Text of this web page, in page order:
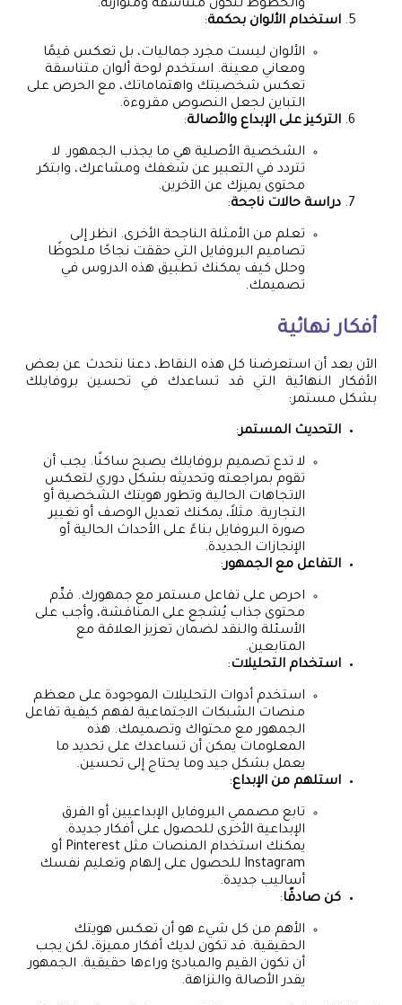
والخطوط لتكون متناسقة ومتوازنة.
استخدام الألوان بحكمة:
الألوان ليست مجرد جماليات، بل تعكس قيمًا
ومعاني معينة. استخدم لوحة ألوان متناسقة
تعكس شخصيتك واهتماماتك، مع الحرص على
التباين لجعل النصوص مقروءة.
التركيز على الإبداع والأصالة:
الشخصية الأصلية هي ما يجذب الجمهور. لا
تتردد في التعبير عن شغفك ومشاعرك، وابتكر
محتوى يميزك عن الآخرين.
دراسة حالات ناجحة:
تعلم من الأمثلة الناجحة الأخرى. انظر إلى
تصاميم البروفايل التي حققت نجاحًا ملحوظًا
وحلل كيف يمكنك تطبيق هذه الدروس في
تصميمك.
أفكار نهائية
الآن بعد أن استعرضنا كل هذه النقاط، دعنا نتحدث عن بعض
الأفكار النهائية التي قد تساعدك في تحسين بروفايلك
بشكل مستمر:
التحديث المستمر:
لا تدع تصميم بروفايلك يصبح ساكنًا. يجب أن
تقوم بمراجعته وتحديثه بشكل دوري لتعكس
الاتجاهات الحالية وتطور هويتك الشخصية أو
التجارية. مثلاً، يمكنك تعديل الوصف أو تغيير
صورة البروفايل بناءً على الأحداث الحالية أو
الإنجازات الجديدة.
التفاعل مع الجمهور:
احرص على تفاعل مستمر مع جمهورك. قدِّم
محتوى جذاب يُشجع على المناقشة، وأجب على
الأسئلة والنقد لضمان تعزيز العلاقة مع
المتابعين.
استخدام التحليلات:
استخدم أدوات التحليلات الموجودة على معظم
منصات الشبكات الاجتماعية لفهم كيفية تفاعل
الجمهور مع محتواك وتصميمك. هذه
المعلومات يمكن أن تساعدك على تحديد ما
يعمل بشكل جيد وما يحتاج إلى تحسين.
استلهم من الإبداع:
تابع مصممي البروفايل الإبداعيين أو الفرق
الإبداعية الأخرى للحصول على أفكار جديدة.
يمكنك استخدام المنصات مثل Pinterest أو
Instagram للحصول على إلهام وتعليم نفسك
أساليب جديدة.
كن صادقًا:
الأهم من كل شيء هو أن تعكس هويتك
الحقيقية. قد تكون لديك أفكار مميزة، لكن يجب
أن تكون القيم والمبادئ وراءها حقيقية. الجمهور
يقدر الأصالة والنزاهة.